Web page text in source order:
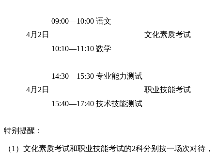
4月2日
09:00―10:00 语文
文化素质考试
10:10―11:10 数学
4月2日
14:30―15:30 专业能力测试
职业技能考试
15:40―17:40 技术技能测试
特别提醒：
（1）文化素质考试和职业技能考试的2科分别按一场次对待，